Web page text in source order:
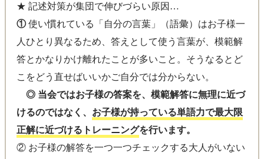
★ 記述対策が集団で伸びづらい原因…
①使い慣れている「自分の言葉」（語彙）はお子様一
人ひとり異なるため、答えとして使う言葉が、模範解
答とかなりかけ離れたことが多いこと。そうなるとど
こをどう直せばいいかご自分では分からない。
◎ 当会ではお子様の答案を、模範解答に無理に近づ
けるのではなく、 お子様が持っている単語力で最大限
正解に近づけるトレーニングを行います。
② お子様の解答を一つ一つチェックする大人がいない